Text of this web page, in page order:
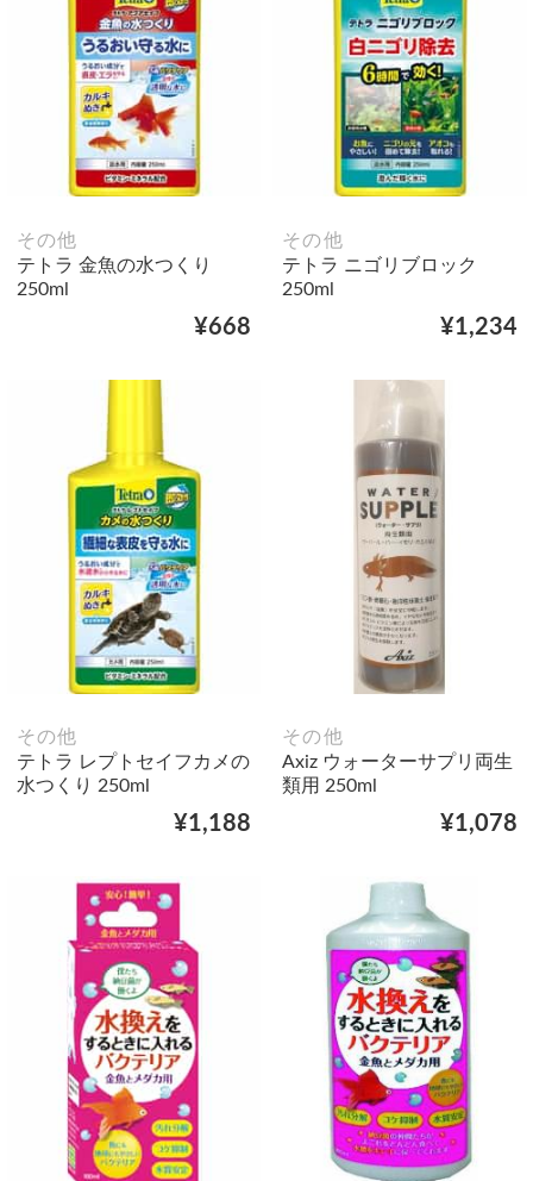
その他
テトラ 金魚の水つくり
250ml
¥668
その他
テトラ ニゴリブロック
250ml
¥1,234
その他
テトラ レプトセイフカメの
水つくり 250ml
¥1,188
その他
Axiz ウォーターサプリ両生
類用 250ml
¥1,078